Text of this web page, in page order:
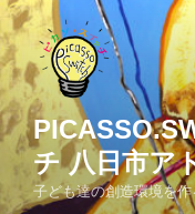
コ
ン
テ
ン
ツ
へ
キ
チ 八日市ア
子ども達の創造環境を作